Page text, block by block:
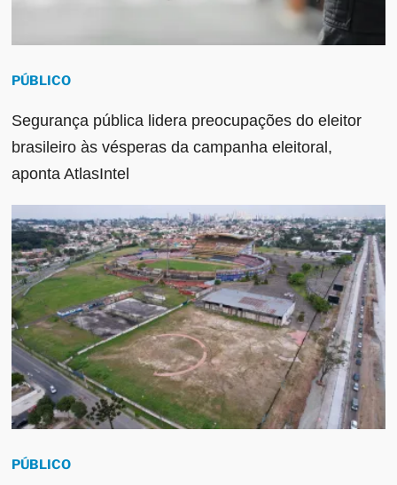
PÚBLICO
Segurança pública lidera preocupações do eleitor
brasileiro às vésperas da campanha eleitoral,
aponta AtlasIntel
PÚBLICO